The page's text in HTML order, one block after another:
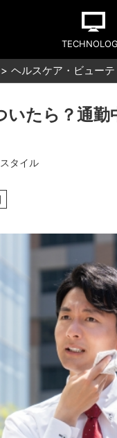
ヘルスケア・ビューテ
いたら？通
タイル